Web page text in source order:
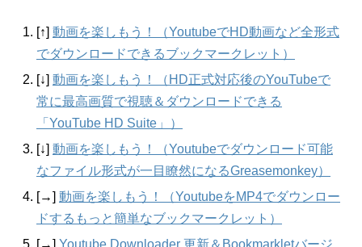
[↑] 動画を楽しもう！（YoutubeでHD動画など全形式
でダウンロードできるブックマークレット）
[↓] 動画を楽しもう！（HD正式対応後のYouTubeで
常に最高画質で視聴＆ダウンロードできる
「YouTube HD Suite」）
[↓] 動画を楽しもう！（Youtubeでダウンロード可能
なファイル形式が一目瞭然になるGreasemonkey）
[→] 動画を楽しもう！（YoutubeをMP4でダウンロー
ドするもっと簡単なブックマークレット）
[→] Youtube Downloader 更新＆Bookmarkletバージ